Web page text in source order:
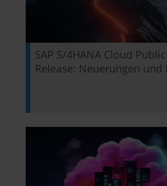
SAP S/4HANA Cloud
Release: Neuerungen und